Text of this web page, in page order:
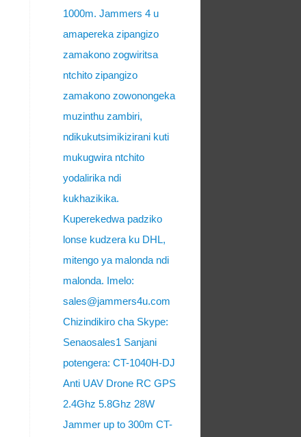
1000m. Jammers 4 u
amapereka zipangizo
zamakono zogwiritsa
ntchito zipangizo
zamakono zowonongeka
muzinthu zambiri,
ndikukutsimikizirani kuti
mukugwira ntchito
yodalirika ndi
kukhazikika.
Kuperekedwa padziko
lonse kudzera ku DHL,
mitengo ya malonda ndi
malonda. Imelo:
sales@jammers4u.com
Chizindikiro cha Skype:
Senaosales1 Sanjani
potengera: CT-1040H-DJ
Anti UAV Drone RC GPS
2.4Ghz 5.8Ghz 28W
Jammer up to 300m CT-